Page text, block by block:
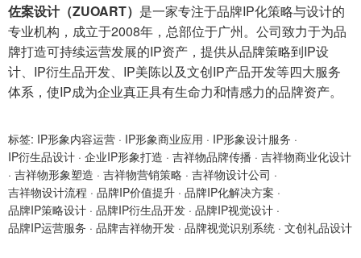
佐案设计（ZUOART） 是一家专注于品牌IP化策略与设计的
专业机构，成立于2008年，总部位于广州。公司致力于为品
牌打造可持续运营发展的IP资产，提供从品牌策略到IP设
计、IP衍生品开发、IP美陈以及文创IP产品开发等四大服务
体系，使IP成为企业真正具有生命力和情感力的品牌资产。
标签: IP形象内容运营 · IP形象商业应用 · IP形象设计服务 ·
IP衍生品设计 · 企业IP形象打造 · 吉祥物品牌传播 · 吉祥物商业化设计
· 吉祥物形象塑造 · 吉祥物营销策略 · 吉祥物设计公司 ·
吉祥物设计流程 · 品牌IP价值提升 · 品牌IP化解决方案 ·
品牌IP策略设计 · 品牌IP衍生品开发 · 品牌IP视觉设计 ·
品牌IP运营服务 · 品牌吉祥物开发 · 品牌视觉识别系统 · 文创礼品设计